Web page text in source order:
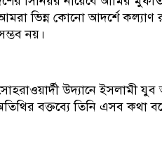
ভিন্ন কোনো আদর্শে কল্যাণ
নয়।
উদ্যানে ইসলামী
বক্তব্যে তিনি এসব কথা